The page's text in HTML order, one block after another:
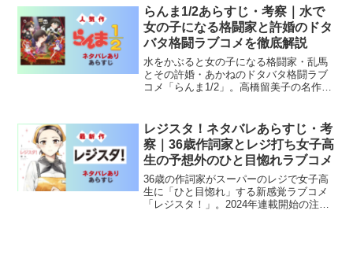
らんま1/2あらすじ・考察｜水で
女の子になる格闘家と許婚のドタ
バタ格闘ラブコメを徹底解説
水をかぶると女の子になる格闘家・乱馬
とその許婚・あかねのドタバタ格闘ラブ
コメ「らんま1/2」。高橋留美子の名作が
レジスタ！ネタバレあらすじ・考
察｜36歳作詞家とレジ打ち女子高
生の予想外のひと目惚れラブコメ
36歳の作詞家がスーパーのレジで女子高
生に「ひと目惚れ」する新感覚ラブコメ
「レジスタ！」。2024年連載開始の注目